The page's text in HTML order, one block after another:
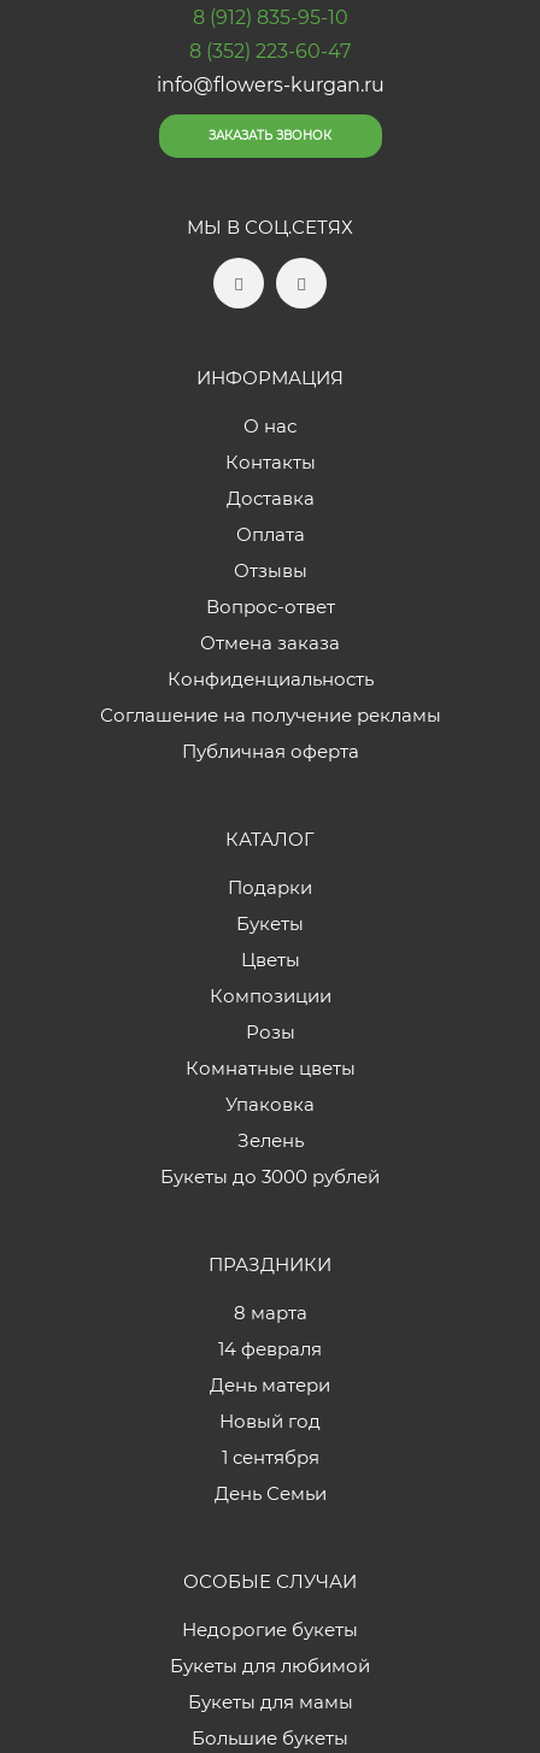
8 (912) 835-95-10
8 (352) 223-60-47
info@flowers-kurgan.ru
ЗАКАЗАТЬ ЗВОНОК
МЫ В СОЦ.СЕТЯХ
ИНФОРМАЦИЯ
О нас
Контакты
Доставка
Оплата
Отзывы
Вопрос-ответ
Отмена заказа
Конфиденциальность
Соглашение на получение рекламы
Публичная оферта
КАТАЛОГ
Подарки
Букеты
Цветы
Композиции
Розы
Комнатные цветы
Упаковка
Зелень
Букеты до 3000 рублей
ПРАЗДНИКИ
8 марта
14 февраля
День матери
Новый год
1 сентября
День Семьи
ОСОБЫЕ СЛУЧАИ
Недорогие букеты
Букеты для любимой
Букеты для мамы
Большие букеты